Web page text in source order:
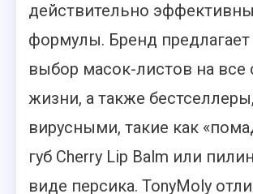
действительно
формулы. Бренд
выбор масок-листов на все
жизни, а также
вирусными, такие как
губ Cherry Lip Balm или
виде персика. TonyMoly